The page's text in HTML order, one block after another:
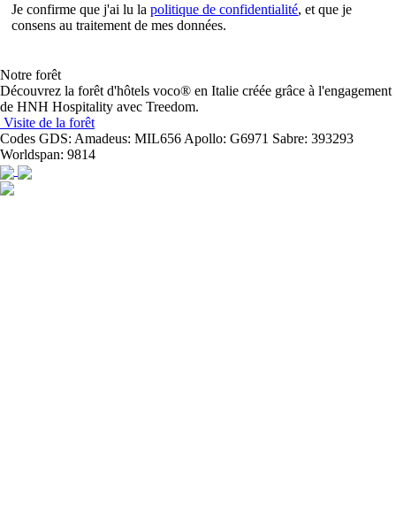
Je confirme que j'ai lu lapolitique de confidentialité, et que je
consens au traitement de mes données.
Notre forêt
Découvrez la forêt d'hôtels voco® en Italie créée grâce à l'engagement
de HNH Hospitality avec Treedom.
Visite de la forêt
Codes GDS: Amadeus: MIL656 Apollo: G6971 Sabre: 393293
Worldspan: 9814